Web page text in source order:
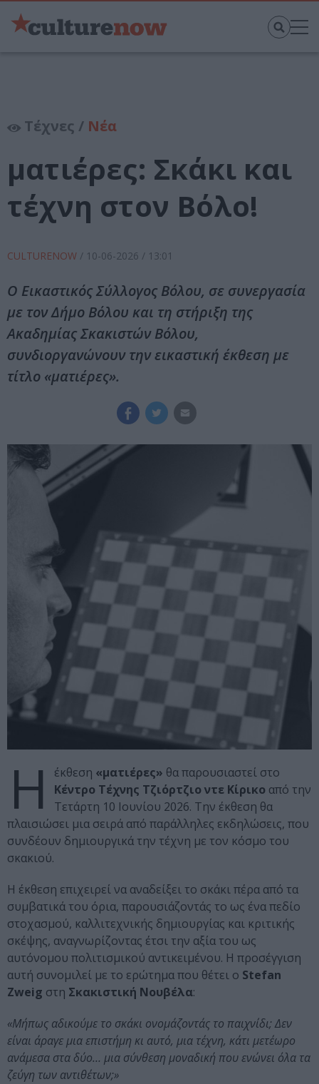
Τέχνες / Νέα
ματιέρες: Σκάκι και
τέχνη στον Βόλο!
CULTURENOW / 10-06-2026 / 13:01
Ο Εικαστικός Σύλλογος Βόλου, σε συνεργασία
με τον Δήμο Βόλου και τη στήριξη της
Ακαδημίας Σκακιστών Βόλου,
συνδιοργανώνουν την εικαστική έκθεση με
τίτλο «ματιέρες».
Η έκθεση «ματιέρες» θα παρουσιαστεί στο
Κέντρο Τέχνης Τζιόρτζιο ντε Κίρικο από την
Τετάρτη 10 Ιουνίου 2026. Την έκθεση θα
πλαισιώσει μια σειρά από παράλληλες εκδηλώσεις, που
συνδέουν δημιουργικά την τέχνη με τον κόσμο του
σκακιού.
Η έκθεση επιχειρεί να αναδείξει το σκάκι πέρα από τα
συμβατικά του όρια, παρουσιάζοντάς το ως ένα πεδίο
στοχασμού, καλλιτεχνικής δημιουργίας και κριτικής
σκέψης, αναγνωρίζοντας έτσι την αξία του ως
αυτόνομου πολιτισμικού αντικειμένου. Η προσέγγιση
αυτή συνομιλεί με το ερώτημα που θέτει ο Stefan
Zweig στη Σκακιστική Νουβέλα:
«Μήπως αδικούμε το σκάκι ονομάζοντάς το παιχνίδι; Δεν
είναι άραγε μια επιστήμη κι αυτό, μια τέχνη, κάτι μετέωρο
ανάμεσα στα δύο… μια σύνθεση μοναδική που ενώνει όλα τα
ζεύγη των αντιθέτων;»